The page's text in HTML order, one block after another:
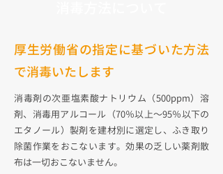
厚生労働省の指定に基づいた方法
で消毒いたします
消毒剤の次亜塩素酸ナトリウム（500ppm）溶
剤、消毒用アルコール（70％以上～95％以下の
エタノール）製剤を建材別に選定し、ふき取り
除菌作業をおこないます。効果の乏しい薬剤散
布は一切おこないません。